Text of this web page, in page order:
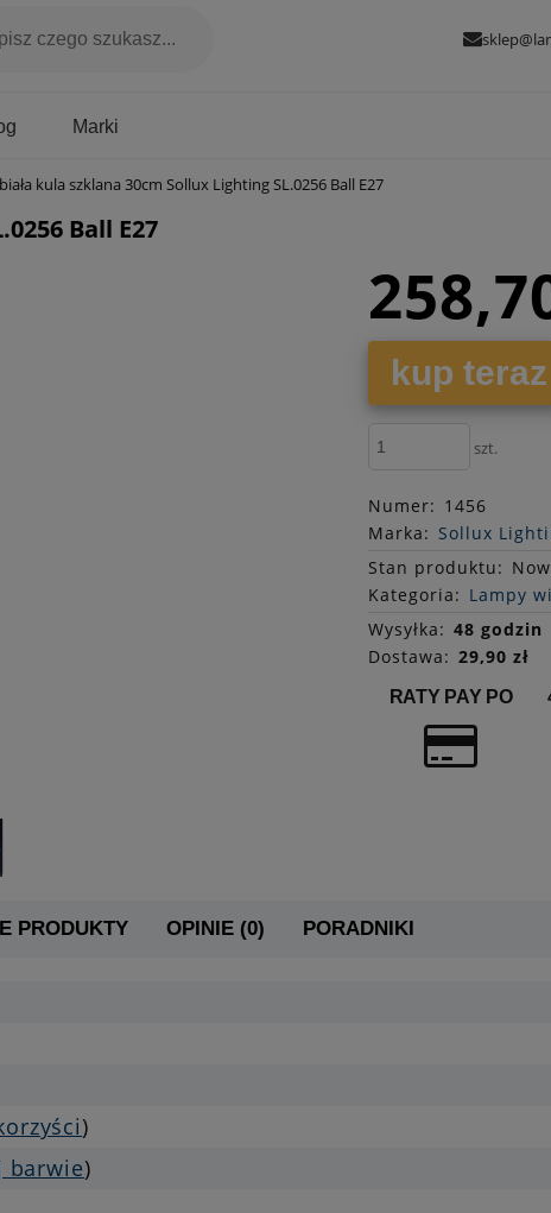
Marki
kula szklana 30cm Sollux Lighting SL.0256 Ball E27
Ball E27
kup teraz
szt.
Numer: 1456
Marka: Sollux
Stan produktu:
Kategoria: Lampy
Wysyłka: 48 godzin
Dostawa: 29,90 zł
RATY PAY PO
PRODUKTY OPINIE (0) PORADNIKI
)
barwie)